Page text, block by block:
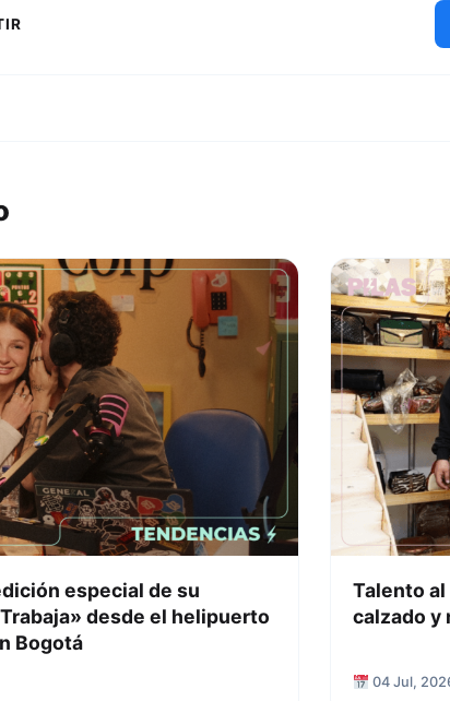
especial de su
desde el helipuerto
Bogotá
Talento al
calzado y
04 Jul,